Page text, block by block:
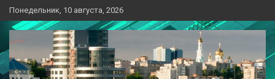
Перейти
к
содержимому
Понедельник, 10 августа, 2026